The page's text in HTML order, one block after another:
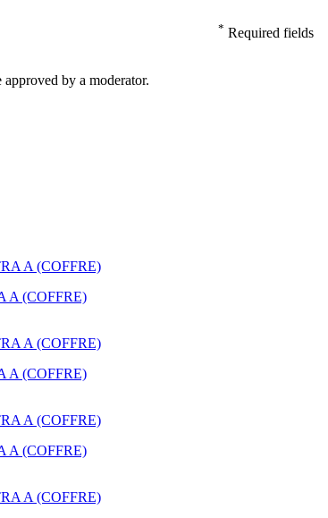
* Required fields
by a moderator.
A (COFFRE)
A (COFFRE)
A (COFFRE)